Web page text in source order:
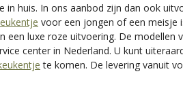
huis. In ons aanbod zijn dan ook
voor een jongen of een meisje
luxe roze uitvoering. De modellen
center in Nederland. U kunt
te komen. De levering vanuit